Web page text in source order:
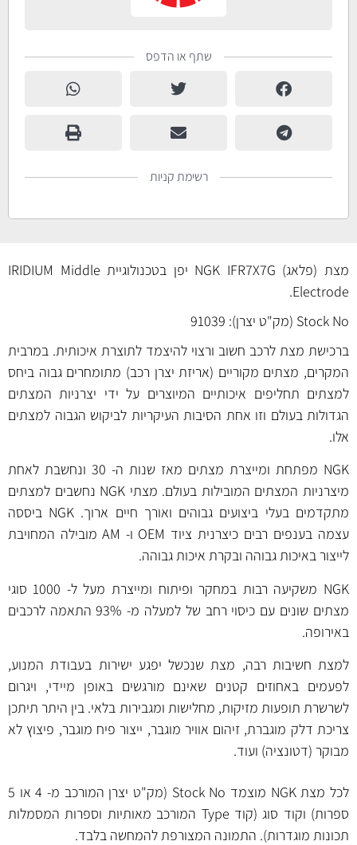
שתף או הדפס
רשימת קניות
מצת (פלאג) NGK IFR7X7G יפן בטכנולוגיית IRIDIUM Middle
Electrode.
Stock No (מק"ט יצרן): 91039
ברכישת מצת לרכב חשוב ורצוי להיצמד לתוצרת איכותית. במרבית
המקרים, מצתים מקוריים (אריזת יצרן רכב) מתומחרים גבוה ביחס
למצתים תחליפים איכותיים המיוצרים על ידי יצרניות המצתים
הגדולות בעולם וזו אחת הסיבות העיקריות לביקוש הגבוה למצתים
אלו.
NGK מפתחת ומייצרת מצתים מאז שנות ה- 30 ונחשבת לאחת
מיצרניות המצתים המובילות בעולם. מצתי NGK נחשבים למצתים
מתקדמים בעלי ביצועים גבוהים ואורך חיים ארוך. NGK ביססה
עצמה בענפים רבים כיצרנית ציוד OEM ו- AM מובילה המחויבת
לייצור באיכות גבוהה ובקרת איכות גבוהה.
NGK משקיעה רבות במחקר ופיתוח ומייצרת מעל ל- 1000 סוגי
מצתים שונים עם כיסוי רחב של למעלה מ- 93% התאמה לרכבים
באירופה.
למצת חשיבות רבה, מצת שנכשל יפגע ישירות בעבודת המנוע,
לפעמים באחוזים קטנים שאינם מורגשים באופן מיידי, ויגרום
לשרשרת תופעות מזיקות, מחלישות ומגבירות בלאי. בין היתר תיתכן
צריכת דלק מוגברת, זיהום אוויר מוגבר, ייצור פיח מוגבר, פיצוץ לא
מבוקר (דטונציה) ועוד.
לכל מצת NGK מוצמד Stock No (מק"ט יצרן המורכב מ- 4 או 5
ספרות) וקוד סוג (קוד Type המורכב מאותיות וספרות המסמלות
תכונות מוגדרות). התמונה המצורפת להמחשה בלבד.